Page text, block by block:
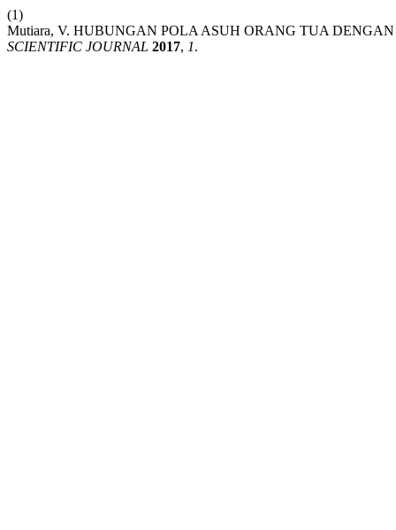
(1)
Mutiara, V. HUBUNGAN POLA ASUH ORANG TUA
SCIENTIFIC JOURNAL 2017, 1.